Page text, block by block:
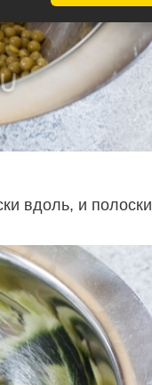
вдоль, и полоски